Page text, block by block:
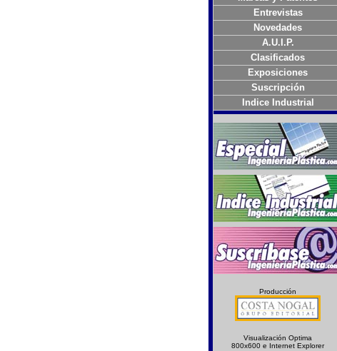
Entrevistas
Novedades
A.U.I.P.
Clasificados
Exposiciones
Suscripción
Indice Industrial
Producción
Visualización Optima
800x600 e Internet Explorer